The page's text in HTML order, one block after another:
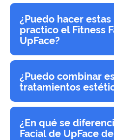
¿Puedo hacer
practico el Fitness
UpFace?
¿Puedo combinar
tratamientos
¿En qué se
Facial de UpFace